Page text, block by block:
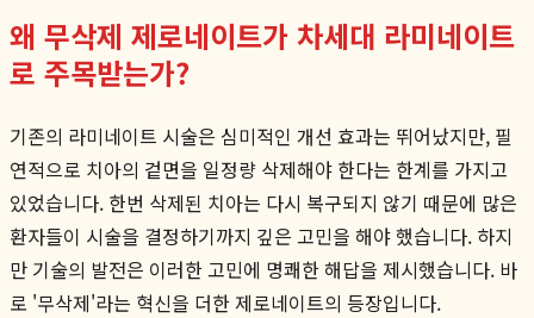
왜 무삭제 제로네이트가 차세대 라미네이트
로 주목받는가?
기존의 라미네이트 시술은 심미적인 개선 효과는 뛰어났지만, 필
연적으로 치아의 겉면을 일정량 삭제해야 한다는 한계를 가지고
있었습니다. 한번 삭제된 치아는 다시 복구되지 않기 때문에 많은
환자들이 시술을 결정하기까지 깊은 고민을 해야 했습니다. 하지
만 기술의 발전은 이러한 고민에 명쾌한 해답을 제시했습니다. 바
로 '무삭제'라는 혁신을 더한 제로네이트의 등장입니다.